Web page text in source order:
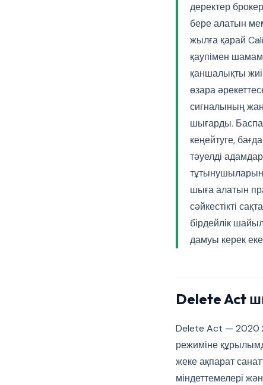
деректер
бере алатын
жылға қарай
қаупімен
қаншалықты жиі
өзара
сигналының
шығарды.
кеңейтуге,
тәуелді
шыға алатын
сәйкестікті
бірдейлік
дамуы керек
Delete Act
Delete Act — 2020
режиміне
жеке ақпарат
міндеттемелері